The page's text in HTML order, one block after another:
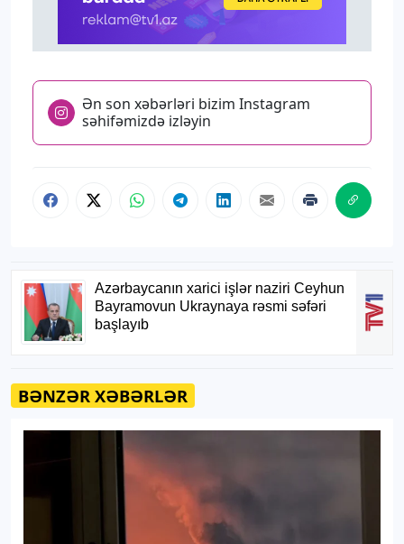
Ən son xəbərləri bizim Instagram
səhifəmizdə izləyin
BƏNZƏR XƏBƏRLƏR